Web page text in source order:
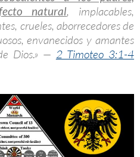
natural, implacables,
crueles, aborrecedores de
envanecidos y amantes
Dios.» — 2 Timoteo 3:1-4